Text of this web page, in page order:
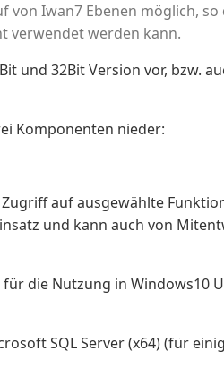
von Iwan7 Ebenen möglich,
verwendet werden kann.
und 32Bit Version vor, bzw.
Komponenten nieder:
auf ausgewählte
und kann auch von
die Nutzung in Windows10
SQL Server (x64) (für